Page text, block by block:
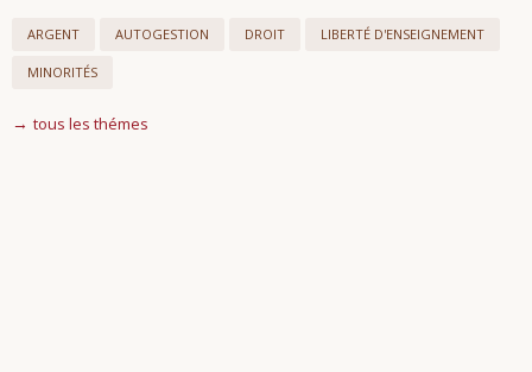
ARGENT AUTOGESTION DROIT LIBERTÉ D'ENSEIGNEMENT
MINORITÉS
tous les thémes